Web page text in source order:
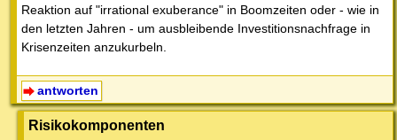
Reaktion auf "irrational exuberance" in Boomzeiten oder - wie in
den letzten Jahren - um ausbleibende Investitionsnachfrage in
Krisenzeiten anzukurbeln.
antworten
Risikokomponenten